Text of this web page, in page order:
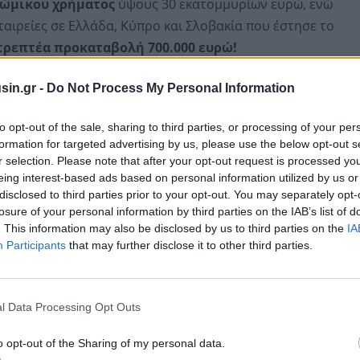
- Do Not Process My Personal Information
opt-out of the sale, sharing to third parties, or processing of your
for targeted advertising by us, please use the below opt-out
selection. Please note that after your opt-out request is processed
interest-based ads based on personal information utilized by us
to third parties prior to your opt-out. You may separately
of your personal information by third parties on the IAB’s list of
This information may also be disclosed by us to third parties on the
Participants that may further disclose it to other third parties.
Data Processing Opt Outs
opt-out of the Sharing of my personal data.
χρήματοςύψους 30 εκατομμυρίων ευρώ, ενώ
σε Ελλάδα, Κύπρο και Σλοβακία που έστησε το
προκαταβολή 700.000 ευρώ!
η οπποία ενημερώθηκε από τηνΑρχή
από Εγκληματικές Δραστηριότητες
σε δεκάδες έρευνες, συνέλαβε 21 άτομα και
αριθμό κινητών τηλεφώνων, ένα πιστόλι, πάνω
εγγράφων και εξωτερικούς σκληρούς δίσκους.